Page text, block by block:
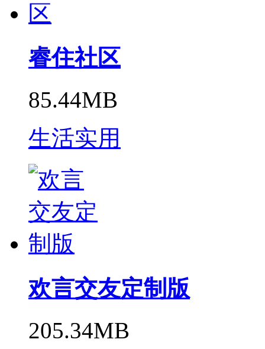
睿住社区
85.44MB
生活实用
欢言交友定制版
205.34MB